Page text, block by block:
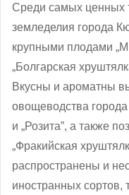
Среди самых ценных
земледелия города
крупными плодами
„Болгарская
Вкусны и ароматны
овощеводства
и „Розита”, а также
„Фракийская
распространены и
иностранных сортов,